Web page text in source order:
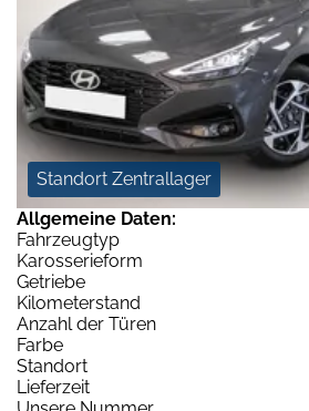
Standort Zentrallager
Allgemeine Daten:
Fahrzeugtyp
Karosserieform
Getriebe
Kilometerstand
Anzahl der Türen
Farbe
Standort
Lieferzeit